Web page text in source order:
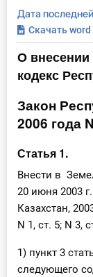
Формы
Библиотека
Вебинары
Участник
Дата
Скачать word
О
кодекс
Закон
2006 года
Статья 1.
Внести в
20 июня 2003
Казахстан,
N 1, ст. 5; N 3,
1) пункт 3
следующего